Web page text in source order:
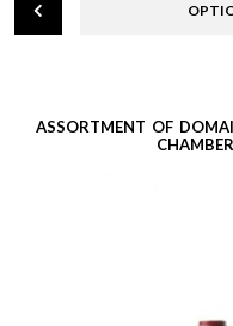
ASSORTMENT OF